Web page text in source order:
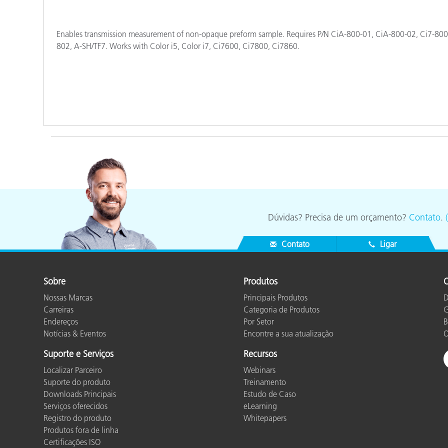
Materiais de Construção
Enables transmission measurement of non-opaque preform sample. Requires P/N CiA-800-01, CiA-800-02, Ci7-
802, A-SH/TF7. Works with Color i5, Color i7, Ci7600, Ci7800, Ci7860.
Dúvidas? Precisa de um orçamento? Contato.
Contato Ligar
Sobre
Nossas Marcas
Carreiras
Endereços
Notícias & Eventos
Suporte e Serviços
Localizar Parceiro
Suporte do produto
Downloads Principais
Serviços oferecidos
Registro do produto
Produtos fora de linha
Certificações ISO
Produtos
Principais Produtos
Categoria de Produtos
Por Setor
Encontre a sua atualização
Recursos
Webinars
Treinamento
Estudo de Caso
eLearning
Whitepapers